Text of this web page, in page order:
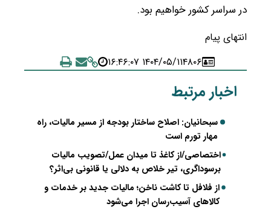
در سراسر کشور خواهیم بود.
انتهای پیام
۴۸۰۶۱۴۰۴/۰۵/۱۱ ۱۶:۴۶:۰۷
اخبار مرتبط
سبحانیان: اصلاح ساختار بودجه از مسیر مالیات، راه
مهار تورم است
اختصاصی/از کاغذ تا میدان عمل/تصویب مالیات
برسوداگری، تیر خلاص به دلالی یا قانونی بی‌اثر؟
از فلافل تا کاشت ناخن؛ مالیات جدید بر خدمات و
کالاهای آسیب‌رسان اجرا می‌شود